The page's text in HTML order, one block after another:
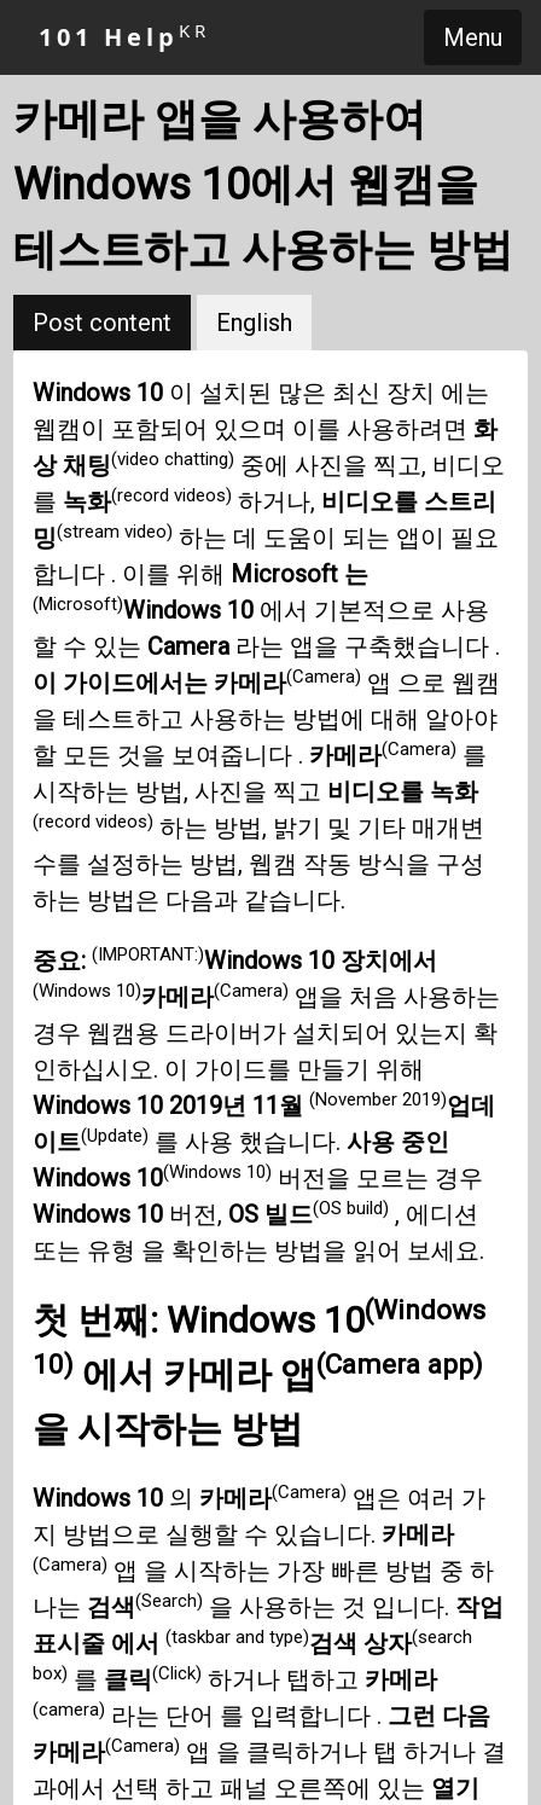
Menu
101 Help KR
카메라 앱을 사용하여
Windows 10에서 웹캠을
테스트하고 사용하는 방법
Post content English
Windows 10 이 설치된 많은 최신 장치 에는
웹캠이 포함되어 있으며 이를 사용하려면 화
상 채팅(video chatting) 중에 사진을 찍고, 비디오
를 녹화(record videos) 하거나, 비디오를 스트리
밍(stream video) 하는 데 도움이 되는 앱이 필요
합니다 . 이를 위해 Microsoft 는
(Microsoft)Windows 10 에서 기본적으로 사용
할 수 있는 Camera라는 앱을 구축했습니다 .
이 가이드에서는 카메라(Camera) 앱 으로 웹캠
을 테스트하고 사용하는 방법에 대해 알아야
할 모든 것을 보여줍니다 . 카메라(Camera) 를
시작하는 방법, 사진을 찍고 비디오를 녹화
(record videos) 하는 방법, 밝기 및 기타 매개변
수를 설정하는 방법, 웹캠 작동 방식을 구성
하는 방법은 다음과 같습니다.
중요:(IMPORTANT:)Windows 10 장치에서
(Windows 10)카메라(Camera) 앱을 처음 사용하는
경우 웹캠용 드라이버가 설치되어 있는지 확
인하십시오. 이 가이드를 만들기 위해
Windows 10 2019년 11월(November 2019)업데
이트(Update) 를 사용 했습니다.사용 중인
Windows 10(Windows 10) 버전을 모르는 경우
Windows 10 버전, OS 빌드(OS build) , 에디션
또는 유형 을 확인하는 방법을 읽어 보세요.
첫 번째: Windows 10(Windows
10) 에서 카메라 앱(Camera app)
을 시작하는 방법
Windows 10 의 카메라(Camera) 앱은 여러 가
지 방법으로 실행할 수 있습니다. 카메라
(Camera) 앱 을 시작하는 가장 빠른 방법 중 하
나는 검색(Search) 을 사용하는 것 입니다. 작업
표시줄 에서(taskbar and type)검색 상자(search
box) 를 클릭(Click) 하거나 탭하고 카메라
(camera) 라는 단어 를 입력합니다 . 그런 다음
카메라(Camera) 앱 을 클릭하거나 탭 하거나 결
과에서 선택 하고 패널 오른쪽에 있는 열기